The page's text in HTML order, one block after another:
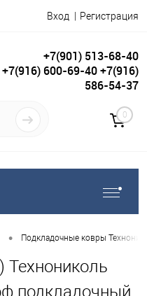
Вход Регистрация
+7(901) 513-68-40
+7(916) 600-69-40 +7(916)
586-54-37
0
• Подкладочные ковры
Технониколь
подкладочный